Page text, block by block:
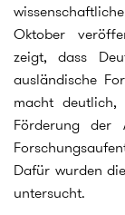
Oktober
zeigt, dass
ausländische
macht
Förderung der
Dafür wurden
untersucht.